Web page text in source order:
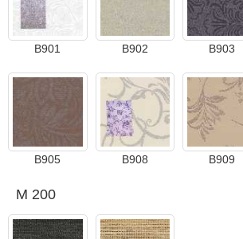
B901 B902 B903
B905 B908 B909
M 200